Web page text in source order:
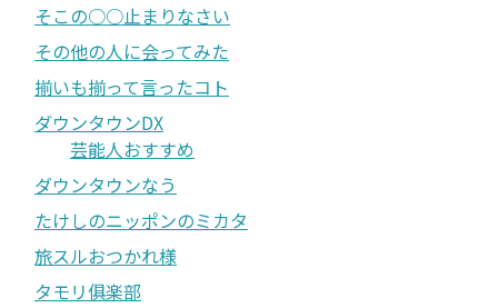
そこの○○止まりなさい
その他の人に会ってみた
揃いも揃って言ったコト
ダウンタウンDX
芸能人おすすめ
ダウンタウンなう
たけしのニッポンのミカタ
旅スルおつかれ様
タモリ俱楽部